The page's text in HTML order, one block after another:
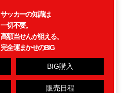
サッカーの知識は
一切不要。
高額当せんが狙える。
完全運まかせのBIG
BIG購入
販売日程